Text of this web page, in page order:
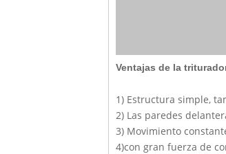
Ventajas de la
1) Estructura simple,
2) Las paredes
3) Movimiento
4)con gran fuerza de